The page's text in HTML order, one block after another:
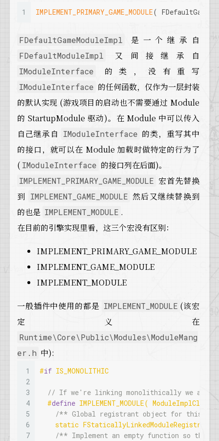
1 IMPLEMENT_PRIMARY_GAME_MODULE(
FDefaultGameModuleImpl 是一个继承自
FDefaultModuleImpl 又间接继承自
IModuleInterface 的类，没有重写
IModuleInterface 的任何函数，仅作为一层封装
的默认实现 (游戏项目的启动也不需要通过 Module
的 StartupModule 驱动)。在 Module 中可以传入
自己继承自
IModuleInterface 的类，重写其中
的接口，就可以在 Module 加载时做特定的行为了
( IModuleInterface 的接口列在后面)。
IMPLEMENT_PRIMARY_GAME_MODULE 宏首先替换
到 IMPLEMENT_GAME_MODULE 然后又继续替换到
的也是 IMPLEMENT_MODULE .
在目前的引擎实现里看，这三个宏没有区别：
IMPLEMENT_PRIMARY_GAME_MODULE
IMPLEMENT_GAME_MODULE
IMPLEMENT_MODULE
一般插件中使用的都是 IMPLEMENT_MODULE (该宏
定义在
Runtime\Core\Public\Modules\ModuleMang
er.h 中):
1
2
3
4
5
6
7
#if IS_MONOLITHIC
// If we're linking monolithically we
#define IMPLEMENT_MODULE(
/** Global registrant object for this
    static FStaticallyLinkedModuleRegistrant
/** Implement an empty function so